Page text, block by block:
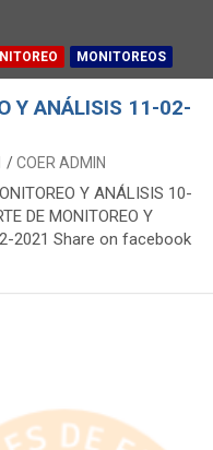
MONITOREOS
Y ANÁLISIS 11-02-
COER ADMIN
Y ANÁLISIS 10-
DE MONITOREO Y
2021 Share on facebook